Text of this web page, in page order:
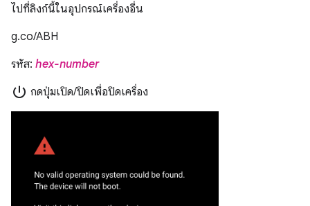
ไปที่ลิงก์นี้ในอุปกรณ์เครื่องอื่น
g.co/ABH
รหัส: hex-number
power_settings_new กดปุ่มเปิด/ปิดเพื่อปิดเครื่อง